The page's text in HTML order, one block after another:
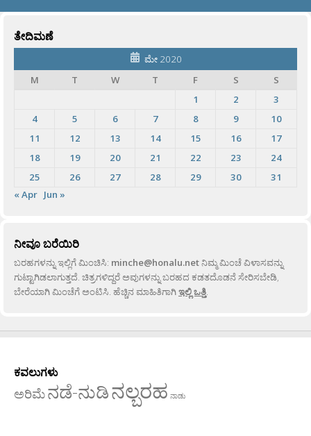
ತೇದಿಮಣೆ
ಮೇ 2020
M
T W T F S
S
1
2
3
4
5 6 7 8 9
10
11
12 13 14 15 16
17
18
19 20 21 22 23
24
25
26 27 28 29 30
31
« Apr Jun »
ನೀವೂ ಬರೆಯಿರಿ
ಬರಹಗಳನ್ನು ಇಲ್ಲಿಗೆ ಮಿಂಚಿಸಿ: minche@honalu.netನಿಮ್ಮ ಮಿಂಚೆ ವಿಳಾಸವನ್ನು
ಗುಟ್ಟಾಗಿಡಲಾಗುತ್ತದೆ. ಚಿತ್ರಗಳಿದ್ದರೆ ಅವುಗಳನ್ನು ಬರಹದ ಕಡತದೊಡನೆ ಸೇರಿಸಬೇಡಿ,
ಬೇರೆಯಾಗಿ ಮಿಂಚೆಗೆ ಅಂಟಿಸಿ. ಹೆಚ್ಚಿನ ಮಾಹಿತಿಗಾಗಿಇಲ್ಲಿ ಒತ್ತಿ.
ಕವಲುಗಳು
ಅರಿಮೆನಡೆ-ನುಡಿನಲ್ಬರಹ ನಾಡು